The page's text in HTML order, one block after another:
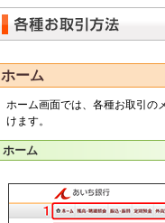
ホーム
ホーム画面では、各種お取引の
けます。
ホーム